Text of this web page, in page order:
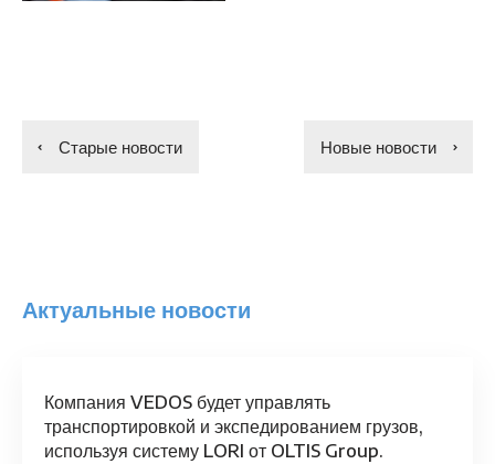
Старые новости Новые новости
Актуальные новости
Компания VEDOS будет управлять
транспортировкой и экспедированием грузов,
используя систему LORI от OLTIS Group.